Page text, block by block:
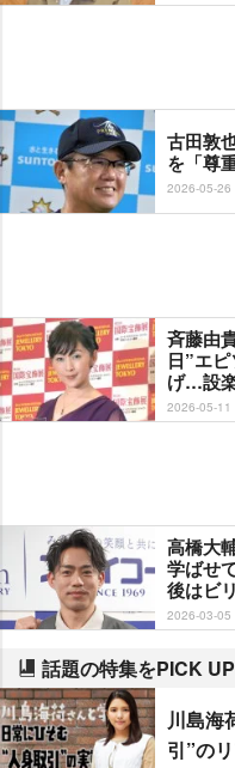
古田敦
を「尊
2026-05-26
斉藤由
日”エ
げ…設
2026-05-11
高橋大
学ばせ
後はビ
2026-03-05
話題の特集をPICK UP
川島海
引”の